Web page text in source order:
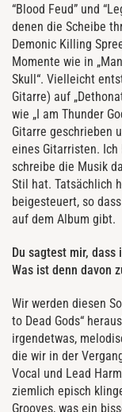
“Blood Feud” und
denen die Scheibe
Demonic Killing
Momente wie in
Skull“. Vielleicht
Gitarre) auf
wie „I am Thunder
Gitarre geschrieben
eines Gitarristen.
schreibe die Musik
Stil hat. Tatsächlich
beigesteuert, so
auf dem Album gibt.
Du sagtest mir,
Was ist denn davon
Wir werden diesen
to Dead Gods“
irgendetwas,
die wir in der
Vocal und Lead
ziemlich episch
Grooves, was ein